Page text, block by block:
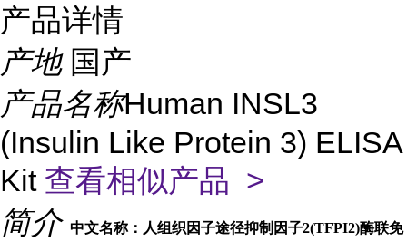
产品详情
产地 国产
产品名称Human INSL3
(Insulin Like Protein 3) ELISA
Kit 查看相似产品 >
简介 中文名称：人组织因子途径抑制因子2(TFPI2)酶联免